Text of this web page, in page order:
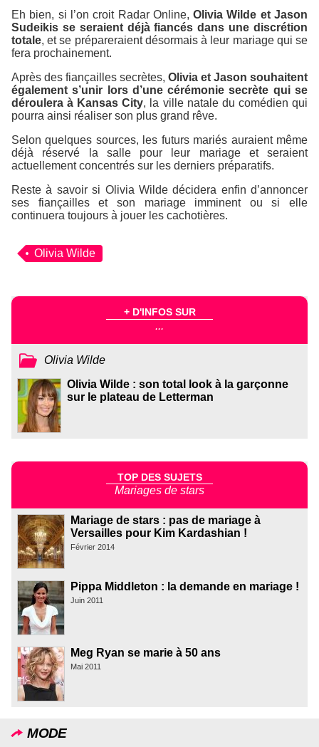
Eh bien, si l’on croit Radar Online,Olivia Wilde et Jason
Sudeikis se seraient déjà fiancés dans une discrétion
totale, et se prépareraient désormais à leur mariage qui se
fera prochainement.
Après des fiançailles secrètes, Olivia et Jason souhaitent
également s’unir lors d’une cérémonie secrète qui se
déroulera à Kansas City, la ville natale du comédien qui
pourra ainsi réaliser son plus grand rêve.
Selon quelques sources, les futurs mariés auraient même
déjà réservé la salle pour leur mariage et seraient
actuellement concentrés sur les derniers préparatifs.
Reste à savoir si Olivia Wilde décidera enfin d’annoncer
ses fiançailles et son mariage imminent ou si elle
continuera toujours à jouer les cachotières.
Olivia Wilde
+ D'INFOS SUR
...
Olivia Wilde
Olivia Wilde : son total look à la garçonne
sur le plateau de Letterman
TOP DES SUJETS
Mariages de stars
Mariage de stars : pas de mariage à
Versailles pour Kim Kardashian !
Février 2014
Pippa Middleton : la demande en mariage !
Juin 2011
Meg Ryan se marie à 50 ans
Mai 2011
MODE